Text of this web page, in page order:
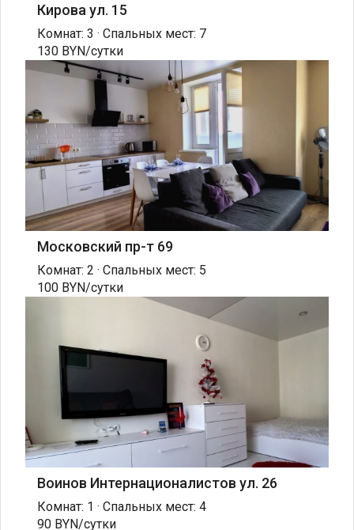
Кирова ул. 15
Комнат: 3 · Спальных мест: 7
130 BYN/сутки
Московский пр-т 69
Комнат: 2 · Спальных мест: 5
100 BYN/сутки
Воинов Интернационалистов ул. 26
Комнат: 1 · Спальных мест: 4
90 BYN/сутки